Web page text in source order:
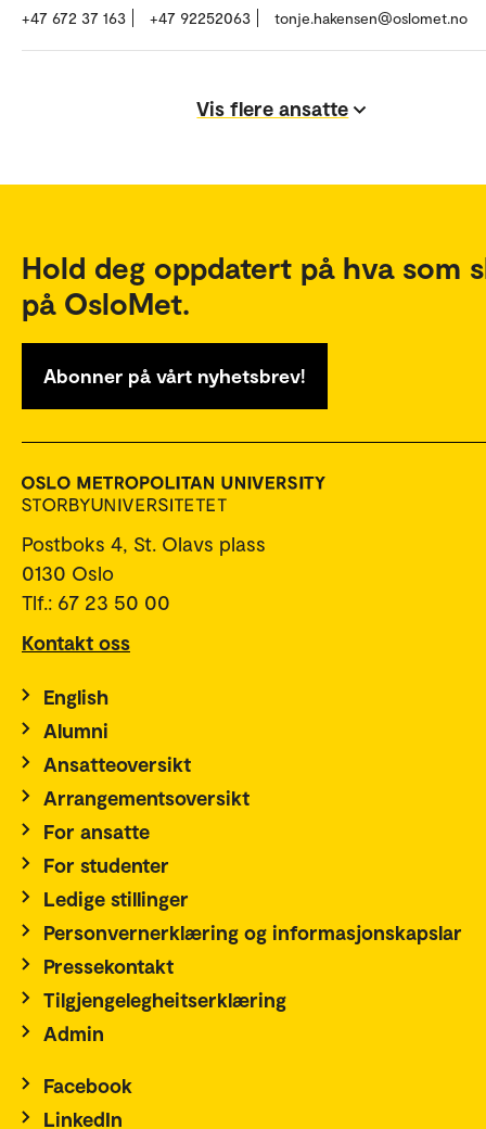
+47 672 37 163 +47 92252063 tonje.hakensen@oslomet.no
Vis flere ansatte
Hold deg oppdatert på hva som
på OsloMet.
Abonner på vårt nyhetsbrev!
Postboks 4, St. Olavs plass
0130 Oslo
Tlf.: 67 23 50 00
Kontakt oss
English
Alumni
Ansatteoversikt
Arrangementsoversikt
For ansatte
For studenter
Ledige stillinger
Personvernerklæring og informasjonskapslar
Pressekontakt
Tilgjengelegheitserklæring
Admin
Facebook
LinkedIn